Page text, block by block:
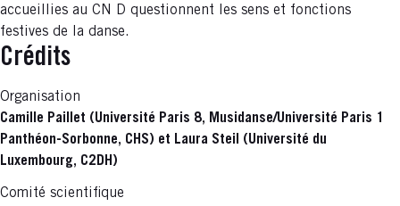
accueillies au CN D questionnent les sens et fonctions
festives de la danse.
Crédits
Organisation
Camille Paillet (Université Paris 8, Musidanse/Université Paris 1
Panthéon-Sorbonne, CHS) et Laura Steil (Université du
Luxembourg, C2DH)
Comité scientifique